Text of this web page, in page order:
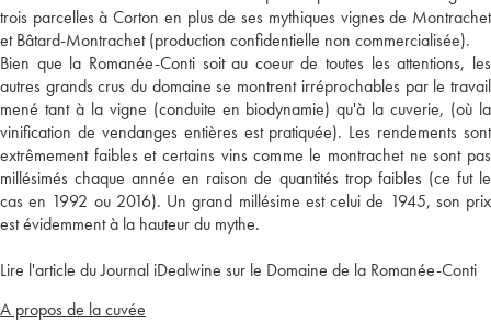
trois parcelles à Corton en plus de ses mythiques vignes de Montrachet
et Bâtard-Montrachet (production confidentielle non commercialisée).
Bien que la Romanée-Conti soit au coeur de toutes les attentions, les
autres grands crus du domaine se montrent irréprochables par le travail
mené tant à la vigne (conduite en biodynamie) qu'à la cuverie, (où la
vinification de vendanges entières est pratiquée). Les rendements sont
extrêmement faibles et certains vins comme le montrachet ne sont pas
millésimés chaque année en raison de quantités trop faibles (ce fut le
cas en 1992 ou 2016). Un grand millésime est celui de 1945, son prix
est évidemment à la hauteur du mythe.
Lire l'article du Journal iDealwine sur le Domaine de la Romanée-Conti
A propos de la cuvée